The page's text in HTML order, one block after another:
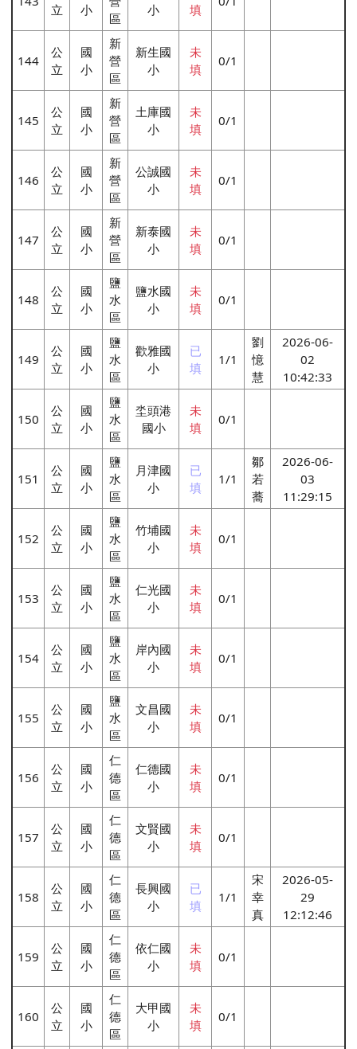
立 小
區
小 填
144
公
立
國
小
新
營
區
新生國
小
未
填
0/1
145
公
立
國
小
新
營
區
土庫國
小
未
填
0/1
146
公
立
國
小
新
營
區
公誠國
小
未
填
0/1
147
公
立
國
小
新
營
區
新泰國
小
未
填
0/1
148
公
立
國
小
鹽
水
區
鹽水國
小
未
填
0/1
149
公
立
國
小
鹽
水
區
歡雅國
小
已
填
1/1
劉
憶
慧
2026-06-
02
10:42:33
150
公
立
國
小
鹽
水
區
坔頭港
國小
未
填
0/1
151
公
立
國
小
鹽
水
區
月津國
小
已
填
1/1
鄒
若
蕎
2026-06-
03
11:29:15
152
公
立
國
小
鹽
水
區
竹埔國
小
未
填
0/1
153
公
立
國
小
鹽
水
區
仁光國
小
未
填
0/1
154
公
立
國
小
鹽
水
區
岸內國
小
未
填
0/1
155
公
立
國
小
鹽
水
區
文昌國
小
未
填
0/1
156
公
立
國
小
仁
德
區
仁德國
小
未
填
0/1
157
公
立
國
小
仁
德
區
文賢國
小
未
填
0/1
158
公
立
國
小
仁
德
區
長興國
小
已
填
1/1
宋
幸
真
2026-05-
29
12:12:46
159
公
立
國
小
仁
德
區
依仁國
小
未
填
0/1
160
公
立
國
小
仁
德
區
大甲國
小
未
填
0/1